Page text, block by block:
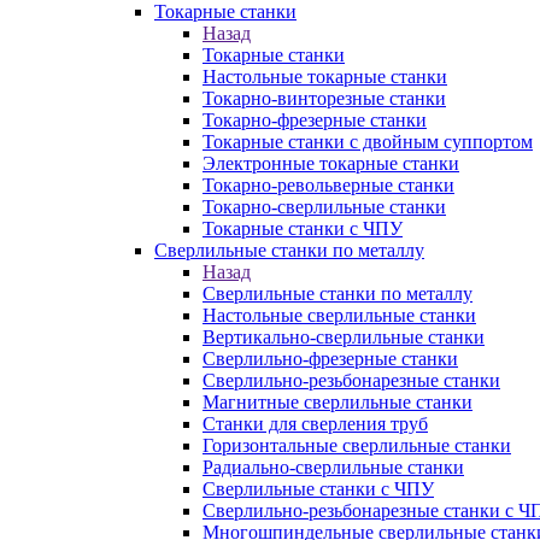
Токарные станки
Назад
Токарные станки
Настольные токарные станки
Токарно-винторезные станки
Токарно-фрезерные станки
Токарные станки с двойным суппортом
Электронные токарные станки
Токарно-револьверные станки
Токарно-сверлильные станки
Токарные станки с ЧПУ
Сверлильные станки по металлу
Назад
Сверлильные станки по металлу
Настольные сверлильные станки
Вертикально-сверлильные станки
Сверлильно-фрезерные станки
Сверлильно-резьбонарезные станки
Магнитные сверлильные станки
Станки для сверления труб
Горизонтальные сверлильные станки
Радиально-сверлильные станки
Сверлильные станки с ЧПУ
Сверлильно-резьбонарезные станки с
Многошпиндельные сверлильные